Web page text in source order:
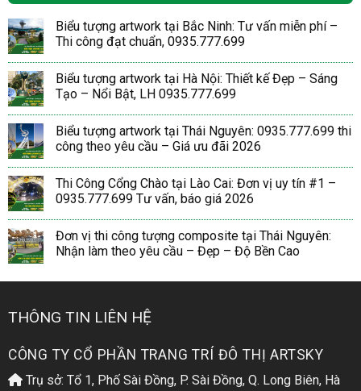
Biểu tượng artwork tại Bắc Ninh: Tư vấn miễn phí –
Thi công đạt chuẩn, 0935.777.699
Biểu tượng artwork tại Hà Nội: Thiết kế Đẹp – Sáng
Tạo – Nổi Bật, LH 0935.777.699
Biểu tượng artwork tại Thái Nguyên: 0935.777.699 thi
công theo yêu cầu – Giá ưu đãi 2026
Thi Công Cổng Chào tại Lào Cai: Đơn vị uy tín #1 –
0935.777.699 Tư vấn, báo giá 2026
Đơn vị thi công tượng composite tại Thái Nguyên:
Nhận làm theo yêu cầu – Đẹp – Độ Bền Cao
THÔNG TIN LIÊN HỆ
CÔNG TY CỔ PHẦN TRANG TRÍ ĐÔ THỊ ARTSKY
Trụ sở: Tổ 1, Phố Sài Đồng, P. Sài Đồng, Q. Long Biên, Hà